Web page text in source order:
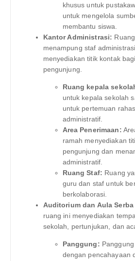
khusus untuk
untuk mengelola
membantu siswa.
Kantor Administrasi:
menampung staf
menyediakan titik kontak
pengunjung.
Ruang kepala
untuk kepala sekolah
untuk pertemuan
administratif.
Area Penerimaan:
ramah menyediakan
pengunjung dan
administratif.
Ruang Staf: Ruang
guru dan staf untuk
berkolaborasi.
Auditorium dan Aula Serba
ruang ini menyediakan
sekolah, pertunjukan, dan
Panggung:
dengan pencahayaan